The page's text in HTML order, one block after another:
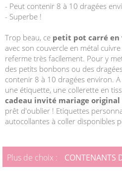
- Peut contenir 8 à 10 dragées
- Superbe !
Trop beau, ce petit pot carré en
avec son couvercle en métal
referme très facilement. Pour y
des petits bonbons ou des
contenir 8 à 10 dragées environ.
une étiquette, une collerette en
cadeau invité mariage original
prêt d'oublier ! Etiquettes
autocollantes à coller disponibles
Plus de choix : CONTENANTS